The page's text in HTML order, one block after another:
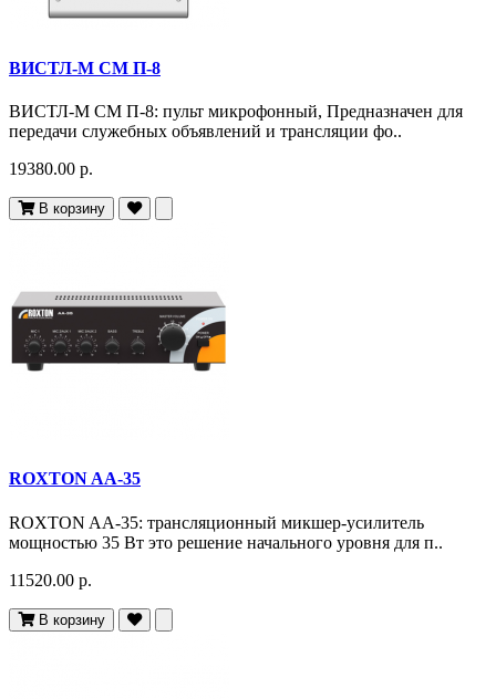
ВИСТЛ-М СМ П-8
ВИСТЛ-М СМ П-8: пульт микрофонный, Предназначен для
передачи служебных объявлений и трансляции фо..
19380.00 р.
В корзину
ROXTON AA-35
ROXTON AA-35: трансляционный микшер-усилитель
мощностью 35 Вт это решение начального уровня для п..
11520.00 р.
В корзину